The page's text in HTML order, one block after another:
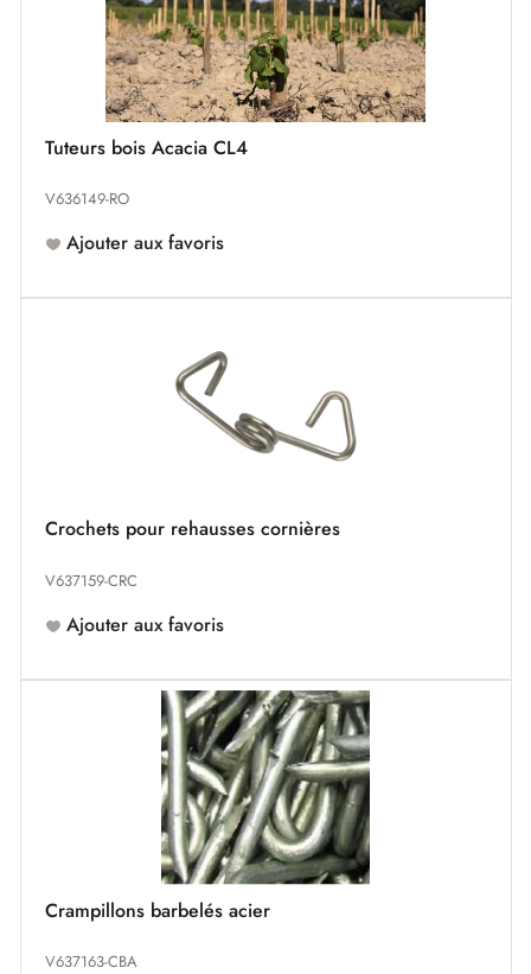
Tuteurs bois Acacia CL4
V636149-RO
Ajouter aux favoris
Crochets pour rehausses cornières
V637159-CRC
Ajouter aux favoris
Crampillons barbelés acier
V637163-CBA